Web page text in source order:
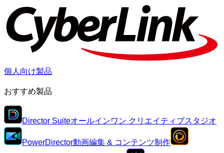
個人向け製品
おすすめ製品
Director Suiteオールインワン クリエイティブスタジオ
PowerDirector動画編集 & コンテンツ制作